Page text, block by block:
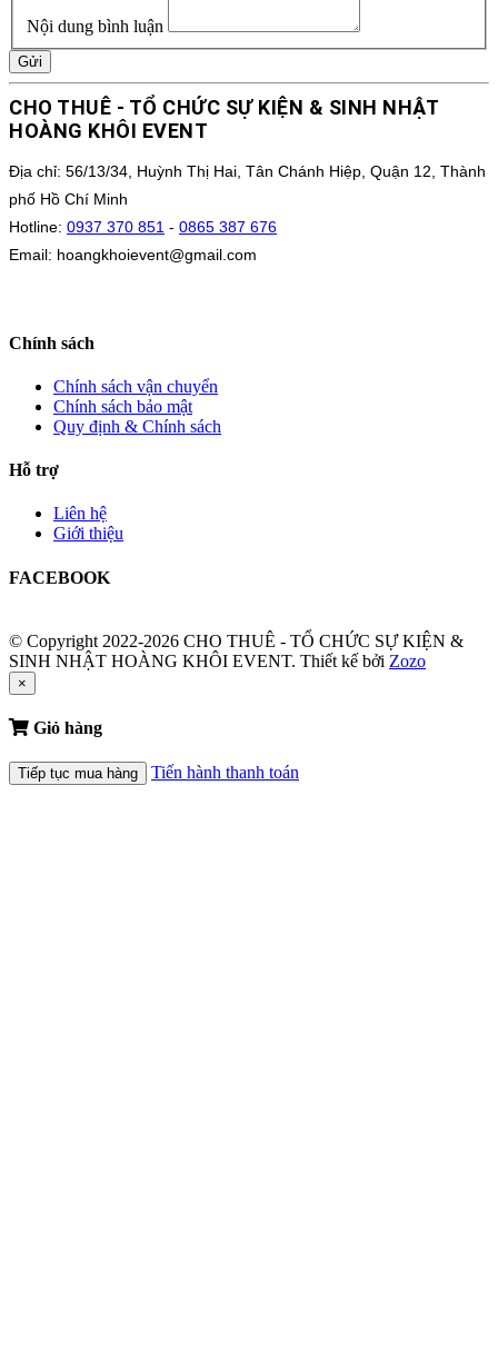
Nội dung bình luận
Gửi
CHO THUÊ - TỔ CHỨC SỰ KIỆN & SINH NHẬT
HOÀNG KHÔI EVENT
Địa chỉ: 56/13/34, Huỳnh Thị Hai, Tân Chánh Hiệp, Quận 12, Thành
phố Hồ Chí Minh
Hotline: 0937 370 851 - 0865 387 676
Email: hoangkhoievent@gmail.com
Chính sách
Chính sách vận chuyển
Chính sách bảo mật
Quy định & Chính sách
Hỗ trợ
Liên hệ
Giới thiệu
FACEBOOK
© Copyright 2022-2026 CHO THUÊ - TỔ CHỨC SỰ KIỆN &
SINH NHẬT HOÀNG KHÔI EVENT. Thiết kế bởi Zozo
×
Giỏ hàng
Tiếp tục mua hàng Tiến hành thanh toán